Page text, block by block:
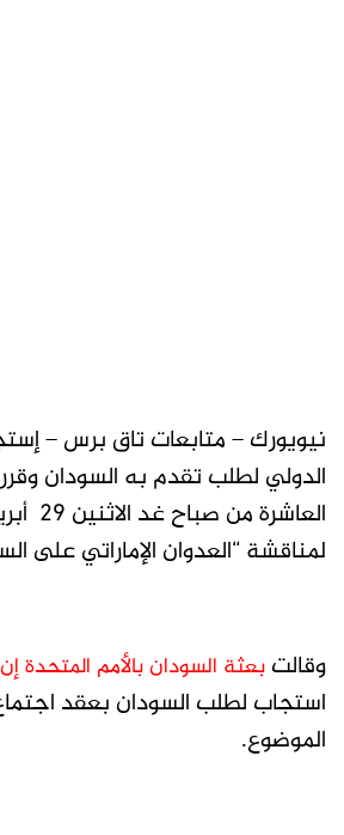
نيويورك – متابعات تاق برس –
الدولي لطلب تقدم به السودان
لمناقشة “العدوان الإماراتي على
وقالت بعثة السودان بالأمم المتحدة
استجاب لطلب السودان بعقد
الموضوع.